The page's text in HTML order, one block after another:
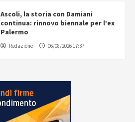
Ascoli, la storia con Damiani
continua: rinnovo biennale per l’ex
Palermo
Redazione 06/08/2026 17:37